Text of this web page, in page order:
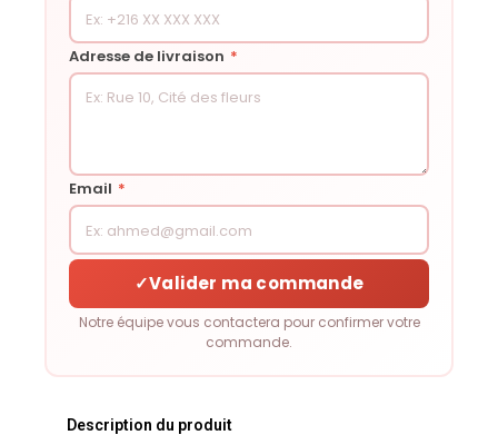
Adresse de livraison *
Email *
✓Valider ma commande
Notre équipe vous contactera pour confirmer votre
commande.
Description du produit